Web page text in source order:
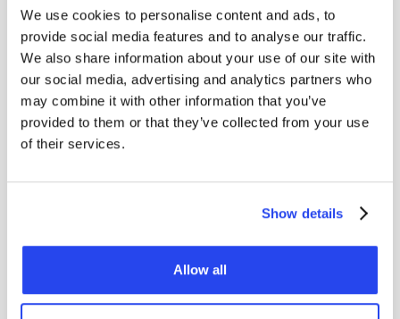
We use cookies to personalise content and ads, to
provide social media features and to analyse our traffic.
We also share information about your use of our site with
our social media, advertising and analytics partners who
may combine it with other information that you’ve
provided to them or that they’ve collected from your use
of their services.
Show details
Allow all
¿Puede un menor abrir una cuenta por su cuenta?
No, los menores solo pueden tener una cuenta si sus
representantes legales la abren en su nombre. Es necesario
presentar un formulario de representación firmado.
¿Todavía tienes preguntas?
Estaremos encantados de ayudarte.